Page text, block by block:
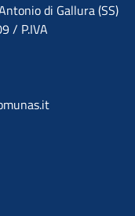
di Gallura (SS)
/ P.IVA